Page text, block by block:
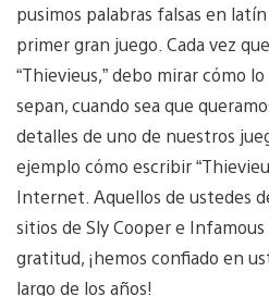
pusimos palabras falsas en
primer gran juego. Cada vez
“Thievieus,” debo mirar cómo
sepan, cuando sea que
detalles de uno de nuestros
ejemplo cómo escribir
Internet. Aquellos de ustedes
sitios de Sly Cooper e
gratitud, ¡hemos confiado en
largo de los años!